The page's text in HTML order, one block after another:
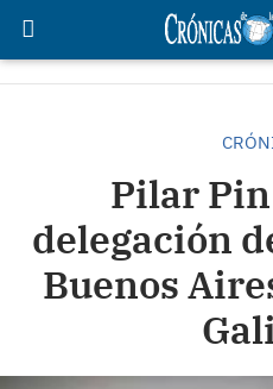
Pilar
delegación
Buenos